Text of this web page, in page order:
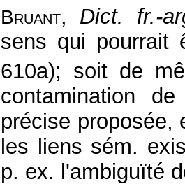
Bruant, Dict. fr.-
sens qui pourrait
610a); soit de
contamination
précise proposée,
les liens sém.
p. ex. l'ambiguïté